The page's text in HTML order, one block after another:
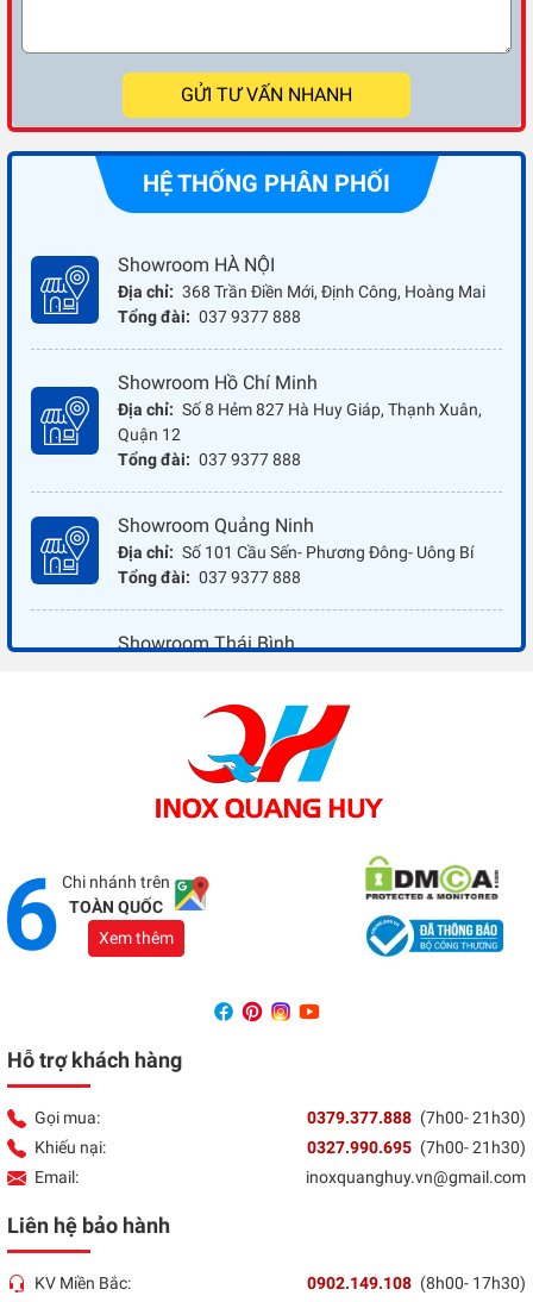
GỬI TƯ VẤN NHANH
HỆ THỐNG PHÂN PHỐI
Showroom HÀ NỘI
Địa chỉ: 368 Trần Điền Mới, Định Công, Hoàng Mai
Tổng đài: 037 9377 888
Showroom Hồ Chí Minh
Địa chỉ: Số 8 Hẻm 827 Hà Huy Giáp, Thạnh Xuân,
Quận 12
Tổng đài: 037 9377 888
Showroom Quảng Ninh
Địa chỉ: Số 101 Cầu Sến- Phương Đông- Uông Bí
Tổng đài: 037 9377 888
Showroom Thái Bình
037 9377 888
Showroom Đồng Nai
Địa chỉ: 1066 - QL 51 Tổ 3- Ấp Đồng- Phước Tân-
Chi nhánh trên
TOÀN QUỐC
Xem thêm
Hỗ trợ khách hàng
Gọi mua: 0379.377.888 (7h00- 21h30)
Khiếu nại:
0327.990.695 (7h00- 21h30)
Email:
inoxquanghuy.vn@gmail.com
Liên hệ bảo hành
KV Miền Bắc: 0902.149.108 (8h00- 17h30)